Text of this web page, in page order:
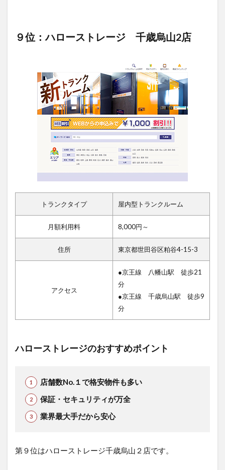
９位：ハローストレージ 千歳烏山2店
トランクタイプ 屋内型トランクルーム
月額利用料 8,000円～
住所 東京都世田谷区粕谷4-15-3
アクセス
●京王線 八幡山駅 徒歩21
分
●京王線 千歳烏山駅 徒歩9
分
ハローストレージのおすすめポイント
店舗数No.１で格安物件も多い
保証・セキュリティが万全
業界最大手だから安心
第９位はハローストレージ千歳烏山２店です。